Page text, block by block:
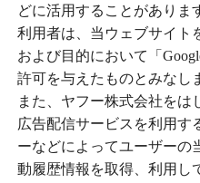
どに活用することがありま
利用者は、当ウェブサイト
および目的において「
許可を与えたものとみなし
また、ヤフー株式会社をは
広告配信サービスを利用す
ーなどによってユーザーの
動履歴情報を取得、利用し